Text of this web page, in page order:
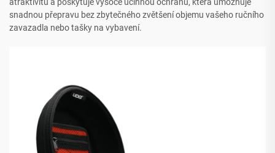
snadnou přepravu bez zbytečného zvětšení objemu vašeho ručního
zavazadla nebo tašky na vybavení.